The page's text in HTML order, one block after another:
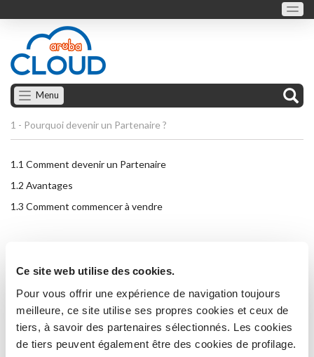
Ce site web utilise des cookies.
Pour vous offrir une expérience de navigation toujours
meilleure, ce site utilise ses propres cookies et ceux de
tiers, à savoir des partenaires sélectionnés. Les cookies
de tiers peuvent également être des cookies de profilage.
Menu
1 - Pourquoi devenir un Partenaire ?
1.1 Comment devenir un Partenaire
1.2 Avantages
1.3 Comment commencer à vendre